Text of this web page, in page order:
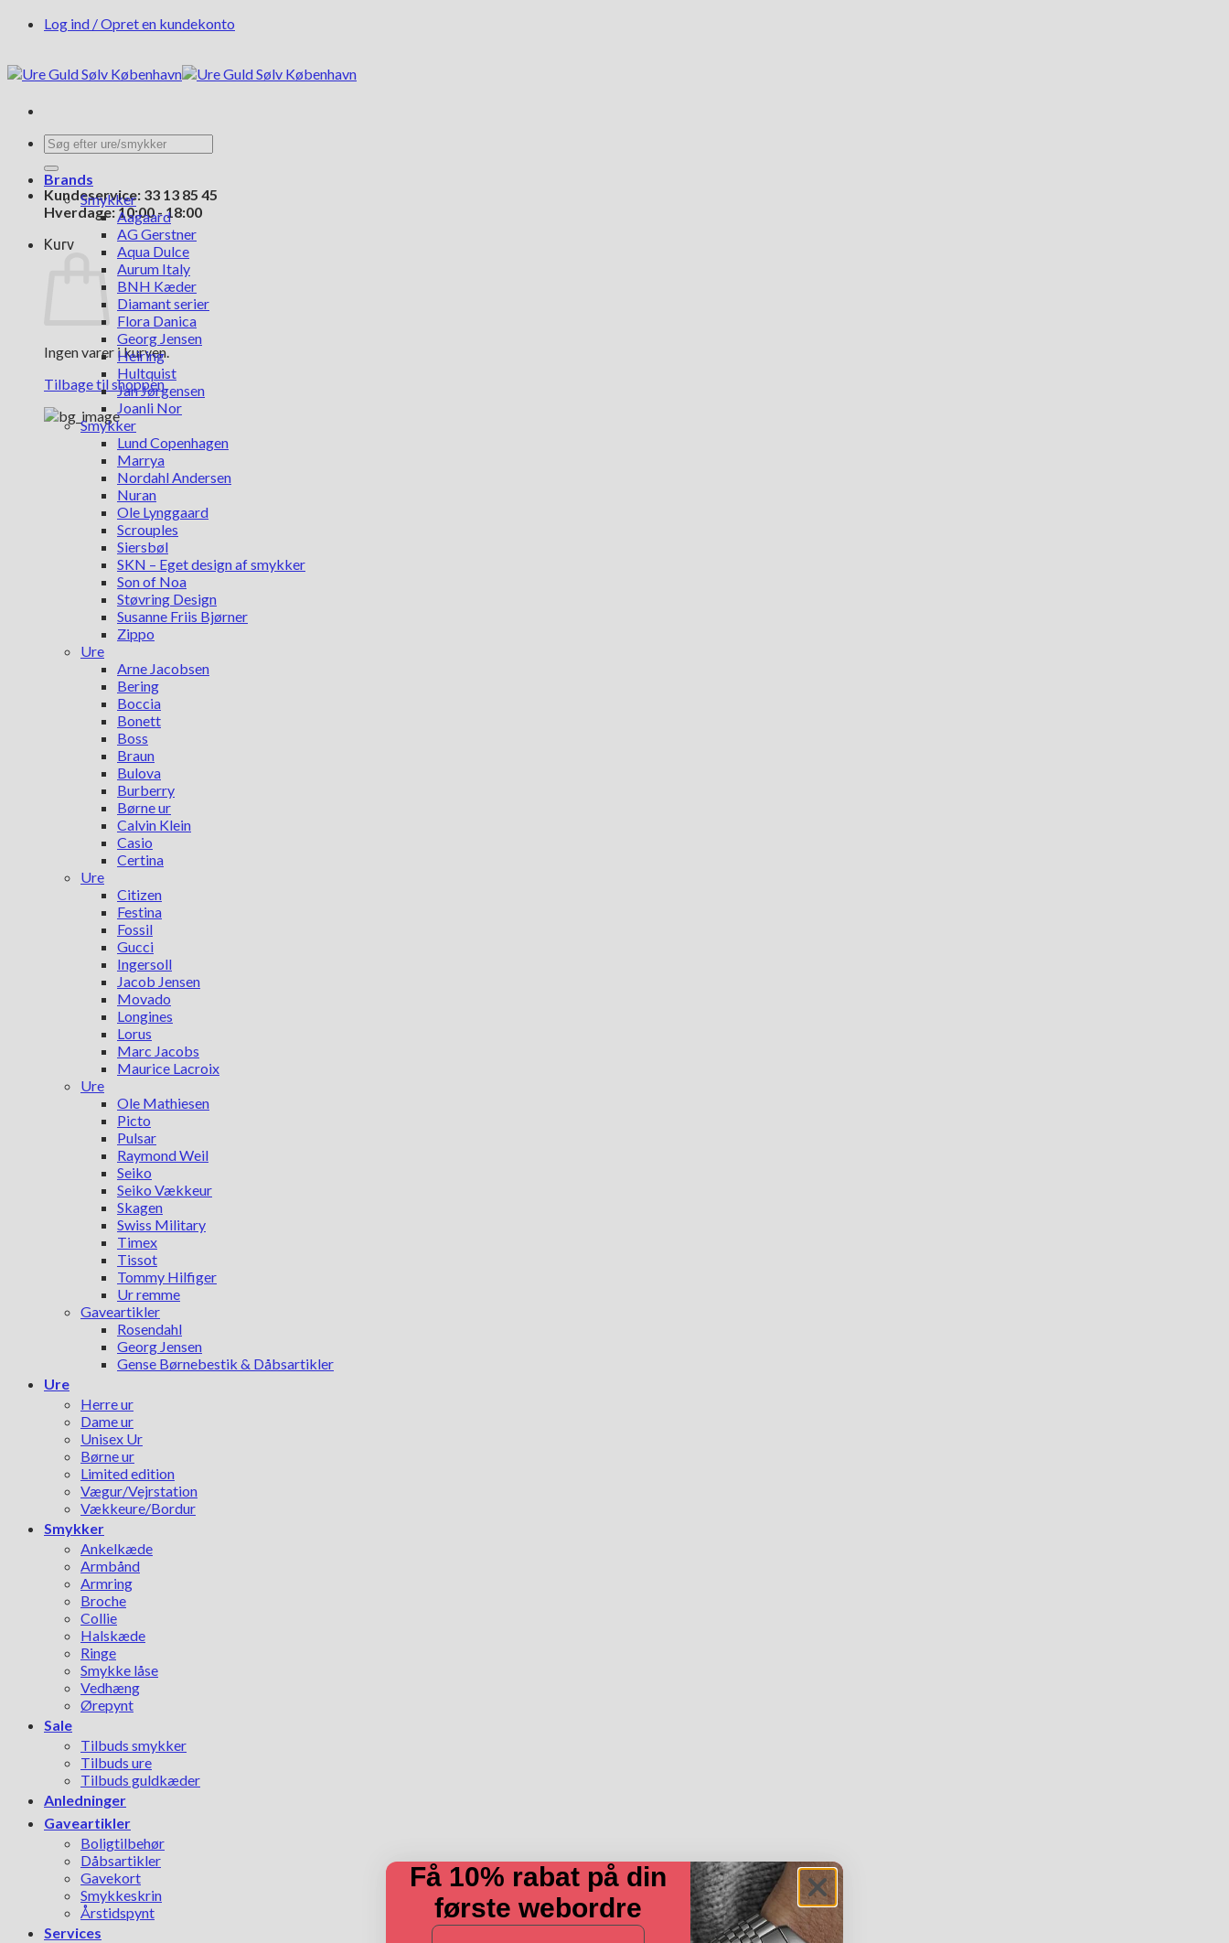
FortsætLog ind / Opret en kundekonto
Søg
efter:
Kundeservice: 33 13 85 45
Hverdage: 10:00 - 18:00
Kurv
Ingen varer i kurven.
Tilbage til shoppen
Brands
Smykker
Aagaard
AG Gerstner
Aqua Dulce
Aurum Italy
BNH Kæder
Diamant serier
Flora Danica
Georg Jensen
Heiring
Hultquist
Jan Jørgensen
Joanli Nor
Smykker
Lund Copenhagen
Marrya
Nordahl Andersen
Nuran
Ole Lynggaard
Scrouples
Siersbøl
SKN – Eget design af smykker
Son of Noa
Støvring Design
Susanne Friis Bjørner
Zippo
Ure
Arne Jacobsen
Bering
Boccia
Bonett
Boss
Braun
Bulova
Burberry
Børne ur
Calvin Klein
Casio
Certina
Ure
Citizen
Festina
Fossil
Gucci
Ingersoll
Jacob Jensen
Movado
Longines
Lorus
Marc Jacobs
Maurice Lacroix
Ure
Ole Mathiesen
Picto
Pulsar
Raymond Weil
Seiko
Seiko Vækkeur
Skagen
Swiss Military
Timex
Tissot
Tommy Hilfiger
Ur remme
Gaveartikler
Rosendahl
Georg Jensen
Gense Børnebestik & Dåbsartikler
Ure
Herre ur
Dame ur
Unisex Ur
Børne ur
Limited edition
Vægur/Vejrstation
Vækkeure/Bordur
Smykker
Ankelkæde
Armbånd
Armring
Broche
Collie
Halskæde
Ringe
Smykke låse
Vedhæng
Ørepynt
Sale
Tilbuds smykker
Tilbuds ure
Tilbuds guldkæder
Anledninger
Gaveartikler
Boligtilbehør
Dåbsartikler
Gavekort
Smykkeskrin
Årstidspynt
Services
Få 10% rabat på din
første webordre
E-mail